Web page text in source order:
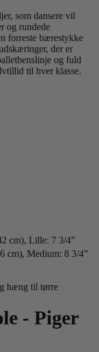
som dansere vil
og rundede
forreste bærestykke
der er
og fuld
til hver klasse.
cm), Lille: 7 3/4”
cm), Medium: 8 3/4”
hæng til tørre
- Piger